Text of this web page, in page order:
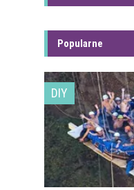
Popularne
DIY